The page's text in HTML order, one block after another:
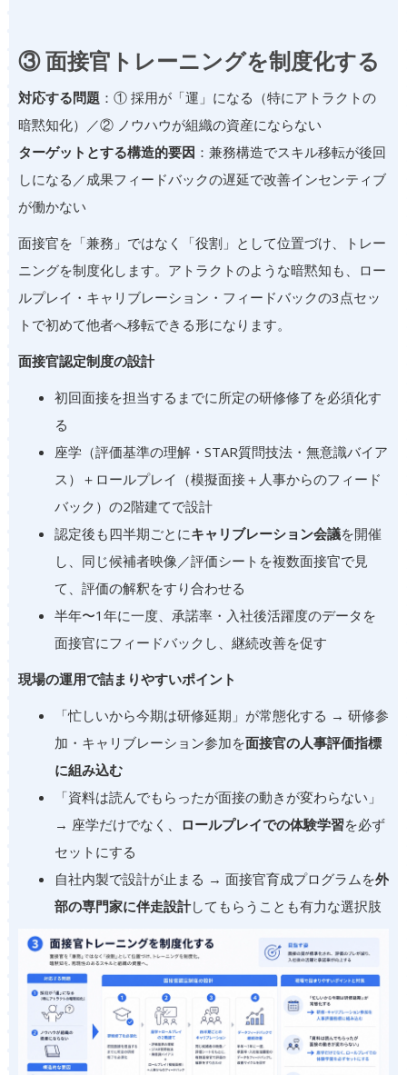
③ 面接官トレーニングを制度化する
対応する問題 ：① 採用が「運」になる（特にアトラクトの
暗黙知化）／② ノウハウが組織の資産にならない
ターゲットとする構造的要因 ：兼務構造でスキル移転が後回
しになる／成果フィードバックの遅延で改善インセンティブ
が働かない
面接官を「兼務」ではなく「役割」として位置づけ、トレー
ニングを制度化します。アトラクトのような暗黙知も、ロー
ルプレイ・キャリブレーション・フィードバックの3点セッ
トで初めて他者へ移転できる形になります。
面接官認定制度の設計
初回面接を担当するまでに所定の研修修了を必須化す
る
座学（評価基準の理解・STAR質問技法・無意識バイア
ス）＋ロールプレイ（模擬面接＋人事からのフィード
バック）の2階建てで設計
認定後も四半期ごとにキャリブレーション会議を開催
し、同じ候補者映像／評価シートを複数面接官で見
て、評価の解釈をすり合わせる
半年〜1年に一度、承諾率・入社後活躍度のデータを
面接官にフィードバックし、継続改善を促す
現場の運用で詰まりやすいポイント
「忙しいから今期は研修延期」が常態化する → 研修参
加・キャリブレーション参加を面接官の人事評価指標
に組み込む
「資料は読んでもらったが面接の動きが変わらない」
→ 座学だけでなく、 ロールプレイでの体験学習を必ず
セットにする
自社内製で設計が止まる → 面接官育成プログラムを外
部の専門家に伴走設計してもらうことも有力な選択肢